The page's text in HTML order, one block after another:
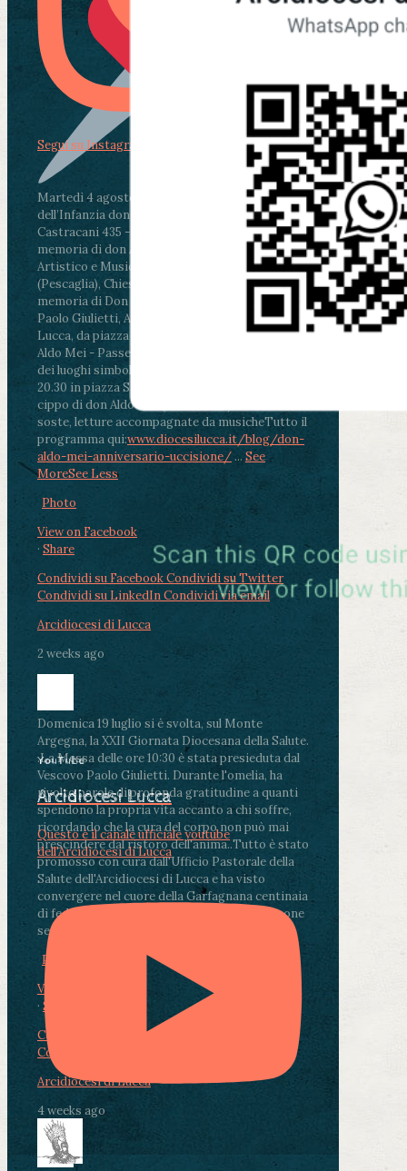
Martedì 4 agosto2026
ore 11:30 - Lucca, Scuola
dell’Infanzia don Aldo Mei - Viale Castruccio
Castracani 435 - Inaugurazione murales in
memoria di don Aldo Mei curato dal Liceo
Artistico e Musicale “Passaglia”
ore 18 - Fiano
(Pescaglia), Chiesa parrocchiale - Messa in
memoria di Don Aldo Mei celebrata da mons.
Paolo Giulietti, Arcivescovo di Lucca
ore 20.30 -
Lucca, da piazza San Michele al Cippo di don
Aldo Mei - Passeggiata della Memoria in alcuni
dei luoghi simbolo della città. Ritrovo alle ore
20.30 in piazza San Michele con conclusione al
cippo di don Aldo Mei (Porta Elisa). Durante le
soste, letture accompagnate da musicheTutto il
programma qui:www.diocesilucca.it/blog/don-
aldo-mei-anniversario-uccisione/ ... See
MoreSee Less
Photo
View on Facebook
· Share
Condividi su FacebookCondividi su Twitter
Condividi su LinkedInCondividi via email
Arcidiocesi di Lucca
2 weeks ago
Domenica 19 luglio si è svolta, sul Monte
Argegna, la XXII Giornata Diocesana della Salute.
.La Messa delle ore 10:30 è stata presieduta dal
Vescovo Paolo Giulietti. Durante l'omelia, ha
rivolto parole di profonda gratitudine a quanti
spendono la propria vita accanto a chi soffre,
ricordando che la cura del corpo non può mai
prescindere dal ristoro dell'anima..Tutto è stato
promosso con cura dall'Ufficio Pastorale della
Salute dell'Arcidiocesi di Lucca e ha visto
convergere nel cuore della Garfagnana centinaia
di fedeli, operatori sanitari, volontari e persone
segnate dalla malattia.
Photo
View on Facebook
· Share
Condividi su Facebook
Condividi su LinkedIn
Arcidiocesi di Lucca
4 weeks ago
Segui su Instagram
YouTube
Arcidiocesi Lucca
Questo è il canale ufficiale youtube
dell'Arcidiocesi di Lucca